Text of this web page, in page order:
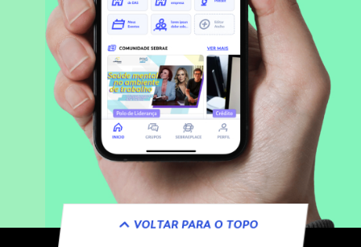
VOLTAR PARA O TOPO